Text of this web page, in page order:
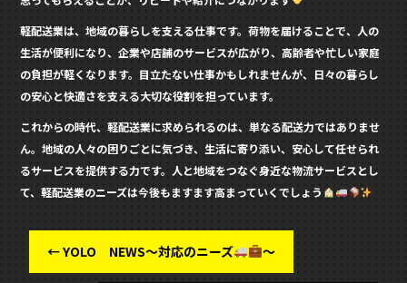
軽配送業は、地域の暮らしを支える仕事です。荷物を届けることで、人の
生活が便利になり、企業や店舗のサービスが広がり、高齢者や忙しい家庭
の負担が軽くなります。目立たない仕事かもしれませんが、日々の暮らし
の安心と快適さを支える大切な役割を担っています。
これからの時代、軽配送業に求められるのは、単なる配送力ではありませ
ん。地域の人々の困りごとに気づき、生活に寄り添い、安心して任せられ
るサービスを提供する力です。人と地域をつなぐ身近な物流サービスとし
て、軽配送業のニーズは今後もますます高まっていくでしょう
←YOLO NEWS～対応のニーズ ～